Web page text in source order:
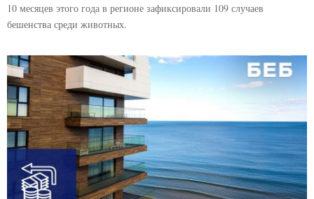
10 месяцев этого года в регионе зафиксировали 109 случаев
бешенства среди животных.